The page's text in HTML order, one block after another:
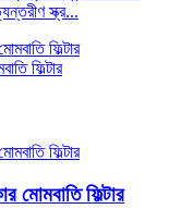
স্ক্র...
ফিল্টার
মোমবাতি ফিল্টার